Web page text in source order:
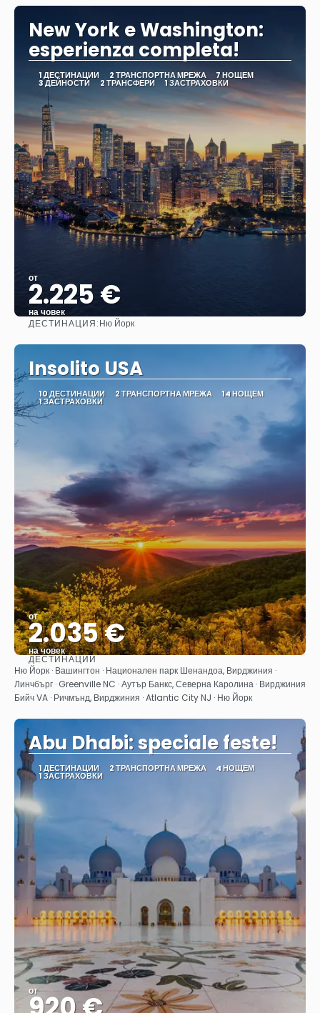
New York e Washington:
esperienza completa!
1 ДЕСТИНАЦИИ 2 ТРАНСПОРТНА МРЕЖА 7 НОЩЕМ
3 ДЕЙНОСТИ 2 ТРАНСФЕРИ 1 ЗАСТРАХОВКИ
от
2.225 €
на човек
ДЕСТИНАЦИЯ:Ню Йорк
Insolito USA
10 ДЕСТИНАЦИИ 2 ТРАНСПОРТНА МРЕЖА 14 НОЩЕМ
1 ЗАСТРАХОВКИ
от
2.035 €
на човек
Вижте
ДЕСТИНАЦИИ
Ню Йорк · Вашингтон · Национален парк Шенандоа, Вирджиния ·
Линчбърг · Greenville NC · Аутър Банкс, Северна Каролина · Вирджиния
Бийч VA · Ричмънд, Вирджиния · Atlantic City NJ · Ню Йорк
Abu Dhabi: speciale feste!
1 ДЕСТИНАЦИИ 2 ТРАНСПОРТНА МРЕЖА 4 НОЩЕМ
1 ЗАСТРАХОВКИ
от